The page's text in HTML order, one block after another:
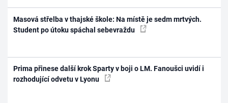
Masová střelba v thajské škole: Na místě je sedm mrtvých.
Student po útoku spáchal sebevraždu
Prima přinese další krok Sparty v boji o LM. Fanoušci uvidí i
rozhodující odvetu v Lyonu